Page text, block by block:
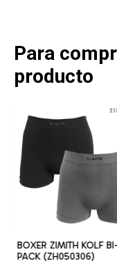
Para
producto
BOXER ZIMITH KOLF BI-
PACK (ZH050306)